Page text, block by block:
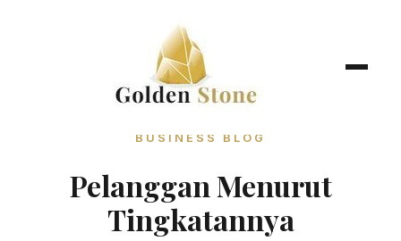
BUSINESS BLOG
Pelanggan Menurut
Tingkatannya